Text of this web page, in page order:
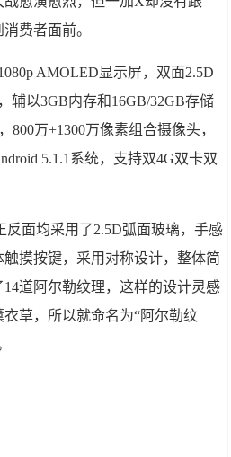
费者面前。
AMOLED显示屏，双面2.5D
辅以3GB内存和16GB/32GB存储
800万+1300万像素组合摄像头，
5.1.1系统，支持双4G双卡双
反面均采用了2.5D弧面玻璃，手感
摸按键，采用对称设计，整体简
道阿尔勒纹理，这样的设计灵感
草，所以就命名为“阿尔勒纹